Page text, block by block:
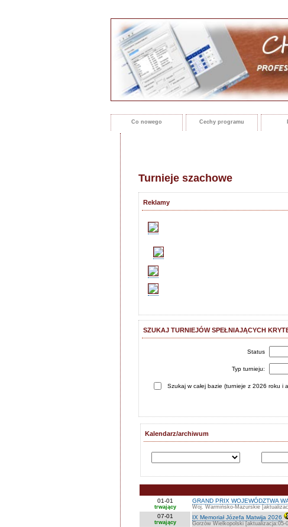
Co nowego Cechy programu
Turnieje szachowe
Reklamy
SZUKAJ TURNIEJÓW SPEŁNIAJĄCYCH
Status
Typ turnieju:
Szukaj w całej bazie (turnieje z 2026 roku i
Kalendarz/archiwum
01-01
trwający
GRAND PRIX WOJEWÓDZTWA
Woj. Warmińsko-Mazurskie
07-01
trwający
IX Memoriał Józefa Matwija 2026
Gorzów Wielkopolski [aktualizacja:05-